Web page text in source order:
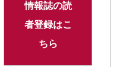
情報誌の読
者登録はこ
ちら